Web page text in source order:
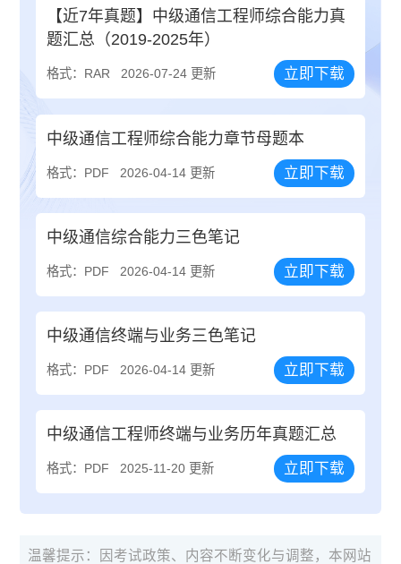
【近7年真题】中级通信工程师综合能力真
题汇总（2019-2025年）
格式：RAR 2026-07-24 更新 立即下载
中级通信工程师综合能力章节母题本
格式：PDF 2026-04-14 更新 立即下载
中级通信综合能力三色笔记
格式：PDF 2026-04-14 更新 立即下载
中级通信终端与业务三色笔记
格式：PDF 2026-04-14 更新 立即下载
中级通信工程师终端与业务历年真题汇总
格式：PDF 2025-11-20 更新 立即下载
温馨提示：因考试政策、内容不断变化与调整，本网站